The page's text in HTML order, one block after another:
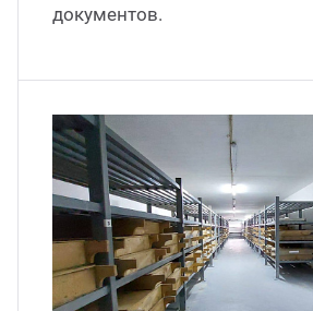
документов.